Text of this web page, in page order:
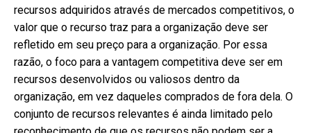
recursos adquiridos através de mercados competitivos, o
valor que o recurso traz para a organização deve ser
refletido em seu preço para a organização. Por essa
razão, o foco para a vantagem competitiva deve ser em
recursos desenvolvidos ou valiosos dentro da
organização, em vez daqueles comprados de fora dela. O
conjunto de recursos relevantes é ainda limitado pelo